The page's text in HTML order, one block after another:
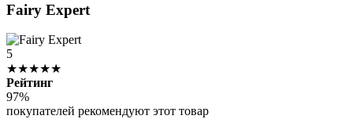
Fairy Expert
5
★★★★★
Рейтинг
97%
покупателей рекомендуют этот товар